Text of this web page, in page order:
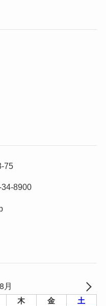
75
34-8900
月
木 金 土